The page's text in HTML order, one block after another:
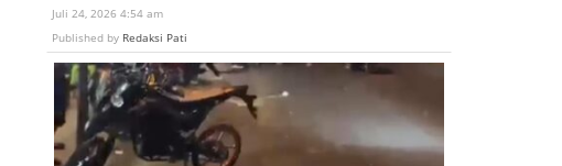
Juli 24, 2026 4:54 am
Published by Redaksi Pati